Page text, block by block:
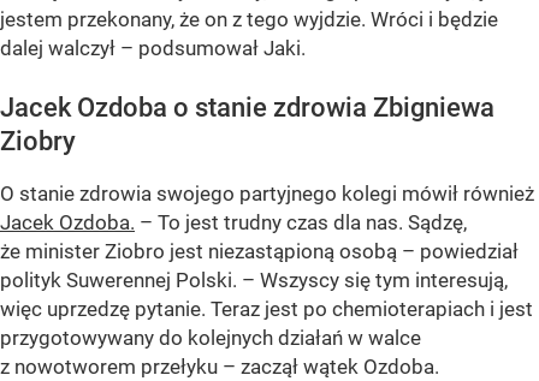
jestem przekonany, że on z tego wyjdzie. Wróci i będzie
dalej walczył – podsumował Jaki.
Jacek Ozdoba o stanie zdrowia Zbigniewa
Ziobry
O stanie zdrowia swojego partyjnego kolegi mówił również
Jacek Ozdoba. – To jest trudny czas dla nas. Sądzę,
że minister Ziobro jest niezastąpioną osobą – powiedział
polityk Suwerennej Polski. – Wszyscy się tym interesują,
więc uprzedzę pytanie. Teraz jest po chemioterapiach i jest
przygotowywany do kolejnych działań w walce
z nowotworem przełyku – zaczął wątek Ozdoba.